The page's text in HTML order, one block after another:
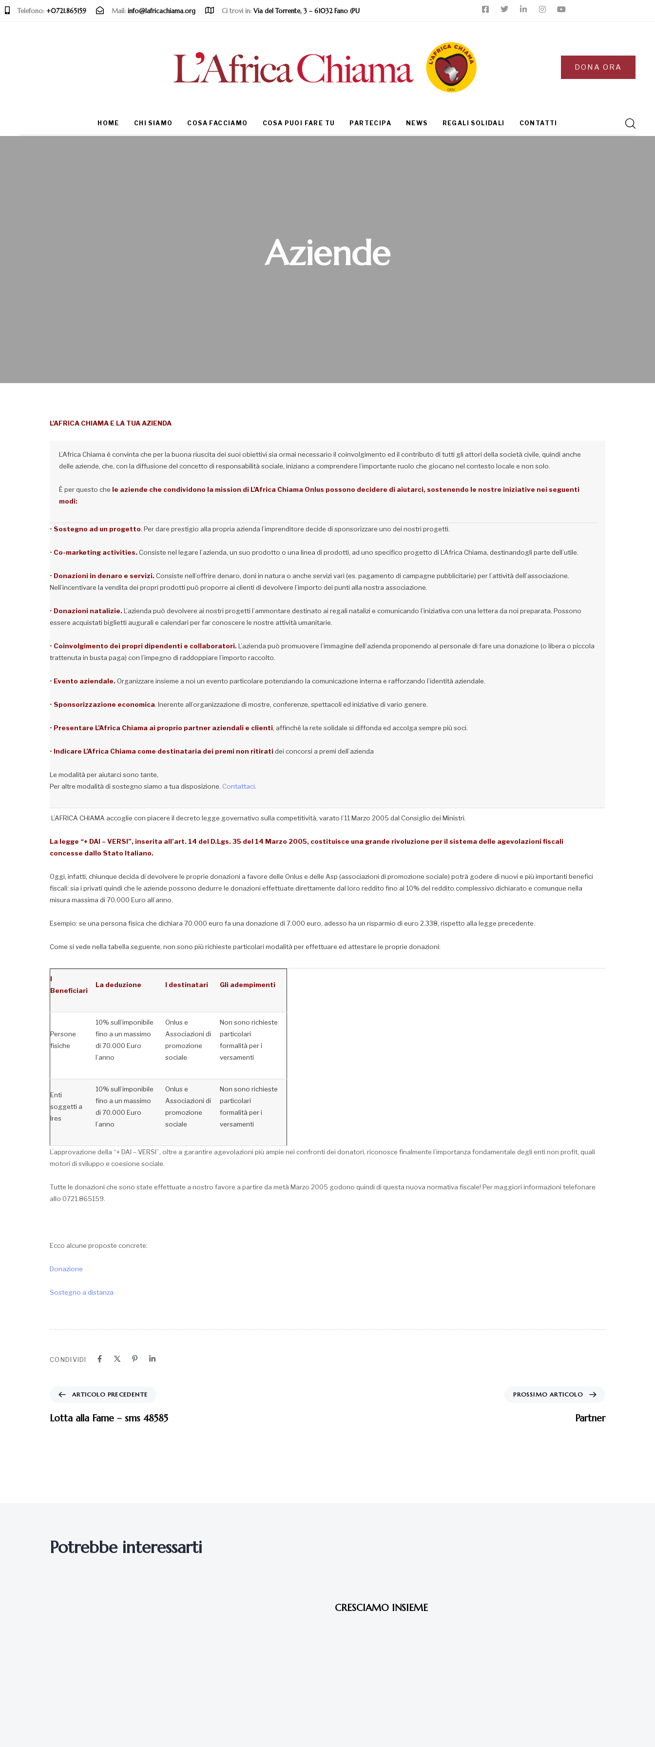
Telefono: +0721.865159 Mail: info@lafricachiama.org Ci trovi in: Via del Torrente, 3 – 61032 Fano (PU
DONA ORA
HOME CHI SIAMO COSA FACCIAMO COSA PUOI FARE TU PARTECIPA NEWS REGALI SOLIDALI CONTATTI
Aziende
L’AFRICA CHIAMA E LA TUA AZIENDA
L’Africa Chiama è convinta che per la buona riuscita dei suoi obiettivi sia ormai necessario il coinvolgimento ed il contributo di tutti gli attori della società civile, quindi anche
delle aziende, che, con la diffusione del concetto di responsabilità sociale, iniziano a comprendere l’importante ruolo che giocano nel contesto locale e non solo.
È per questo che le aziende che condividono la mission di L’Africa Chiama Onlus possono decidere di aiutarci, sostenendo le nostre iniziative nei seguenti
modi:
• Sostegno ad un progetto. Per dare prestigio alla propria azienda l’imprenditore decide di sponsorizzare uno dei nostri progetti.
• Co-marketing activities. Consiste nel legare l’azienda, un suo prodotto o una linea di prodotti, ad uno specifico progetto di L’Africa Chiama, destinandogli parte dell’utile.
• Donazioni in denaro e servizi. Consiste nell’offrire denaro, doni in natura o anche servizi vari (es. pagamento di campagne pubblicitarie) per l’attività dell’associazione.
Nell’incentivare la vendita dei propri prodotti può proporre ai clienti di devolvere l’importo dei punti alla nostra associazione.
• Donazioni natalizie. L’azienda può devolvere ai nostri progetti l’ammontare destinato ai regali natalizi e comunicando l’iniziativa con una lettera da noi preparata. Possono
essere acquistati biglietti augurali e calendari per far conoscere le nostre attività umanitarie.
• Coinvolgimento dei propri dipendenti e collaboratori. L’azienda può promuovere l’immagine dell’azienda proponendo al personale di fare una donazione (o libera o piccola
trattenuta in busta paga) con l’impegno di raddoppiare l’importo raccolto.
• Evento aziendale. Organizzare insieme a noi un evento particolare potenziando la comunicazione interna e rafforzando l’identità aziendale.
• Sponsorizzazione economica. Inerente all’organizzazione di mostre, conferenze, spettacoli ed iniziative di vario genere.
• Presentare L’Africa Chiama ai proprio partner aziendali e clienti, affinché la rete solidale si diffonda ed accolga sempre più soci.
• Indicare L’Africa Chiama come destinataria dei premi non ritirati dei concorsi a premi dell’azienda
Le modalità per aiutarci sono tante,
Per altre modalità di sostegno siamo a tua disposizione. Contattaci.
L’AFRICA CHIAMA accoglie con piacere il decreto legge governativo sulla competitività, varato l’11 Marzo 2005 dal Consiglio dei Ministri.
La legge “+ DAI – VERSI”, inserita all’art. 14 del D.Lgs. 35 del 14 Marzo 2005, costituisce una grande rivoluzione per il sistema delle agevolazioni fiscali
concesse dallo Stato Italiano.
Oggi, infatti, chiunque decida di devolvere le proprie donazioni a favore delle Onlus e delle Asp (associazioni di promozione sociale) potrà godere di nuovi e più importanti benefici
fiscali: sia i privati quindi che le aziende possono dedurre le donazioni effettuate direttamente dal loro reddito fino al 10% del reddito complessivo dichiarato e comunque nella
misura massima di 70.000 Euro all’anno.
Esempio: se una persona fisica che dichiara 70.000 euro fa una donazione di 7.000 euro, adesso ha un risparmio di euro 2.338, rispetto alla legge precedente.
Come si vede nella tabella seguente, non sono più richieste particolari modalità per effettuare ed attestare le proprie donazioni:
I
Beneficiari
La deduzione I destinatari Gli adempimenti
Persone
fisiche
10% sull’imponibile
fino a un massimo
di 70.000 Euro
l’anno
Onlus e
Associazioni di
promozione
sociale
Non sono richieste
particolari
formalità per i
versamenti
Enti
soggetti a
Ires
10% sull’imponibile
fino a un massimo
di 70.000 Euro
l’anno
Onlus e
Associazioni di
promozione
sociale
Non sono richieste
particolari
formalità per i
versamenti
L’approvazione della “+ DAI – VERSI”, oltre a garantire agevolazioni più ampie nei confronti dei donatori, riconosce finalmente l’importanza fondamentale degli enti non profit, quali
motori di sviluppo e coesione sociale.
Tutte le donazioni che sono state effettuate a nostro favore a partire da metà Marzo 2005 godono quindi di questa nuova normativa fiscale! Per maggiori informazioni telefonare
allo 0721.865159.
Ecco alcune proposte concrete:
Donazione
Sostegno a distanza
CONDIVIDI
ARTICOLO PRECEDENTE
Lotta alla Fame – sms 48585
PROSSIMO ARTICOLO
Partner
Potrebbe interessarti
CRESCIAMO INSIEME